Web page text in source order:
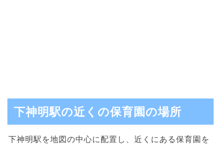
下神明駅の近くの保育園の場所
下神明駅を地図の中心に配置し、近くにある保育園を